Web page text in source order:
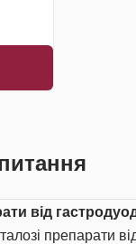
від
препарати